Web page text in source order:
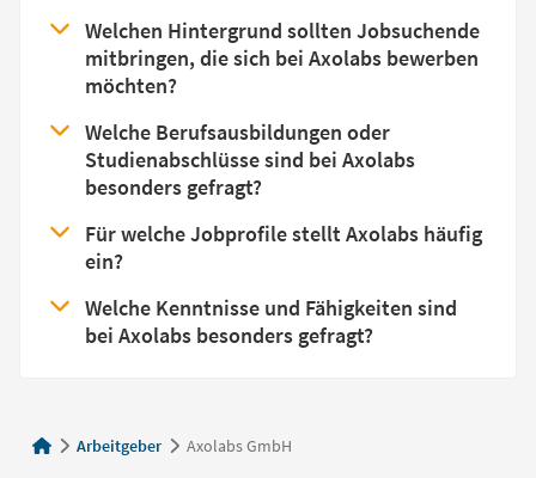
Welchen Hintergrund sollten Jobsuchende
mitbringen, die sich bei Axolabs bewerben
möchten?
Welche Berufsausbildungen oder
Studienabschlüsse sind bei Axolabs
besonders gefragt?
Für welche Jobprofile stellt Axolabs häufig
ein?
Welche Kenntnisse und Fähigkeiten sind
bei Axolabs besonders gefragt?
Arbeitgeber Axolabs GmbH